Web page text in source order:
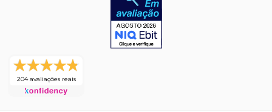
204 avaliações reais